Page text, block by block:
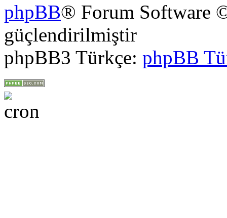
phpBB® Forum Software
güçlendirilmiştir
phpBB3 Türkçe: phpBB